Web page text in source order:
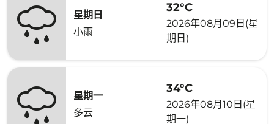
星期日
小雨
32°C
2026年08月09日(星
期日)
星期一
多云
34°C
2026年08月10日(星
期一)